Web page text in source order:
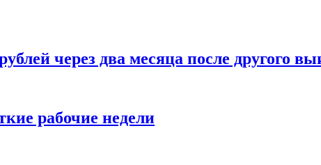
через два месяца после другого
рабочие недели